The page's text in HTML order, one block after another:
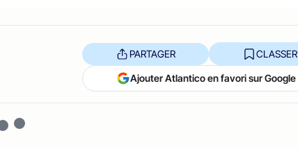
PARTAGER CLASSER
Ajouter Atlantico en favori sur Google